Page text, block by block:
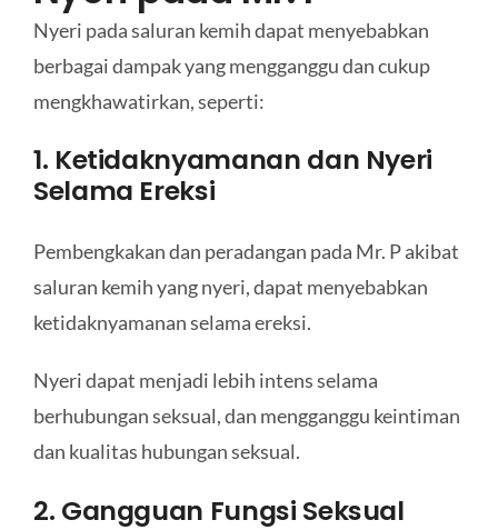
Nyeri pada saluran kemih dapat menyebabkan
berbagai dampak yang mengganggu dan cukup
mengkhawatirkan, seperti:
1. Ketidaknyamanan dan Nyeri
Selama Ereksi
Pembengkakan dan peradangan pada Mr. P akibat
saluran kemih yang nyeri, dapat menyebabkan
ketidaknyamanan selama ereksi.
Nyeri dapat menjadi lebih intens selama
berhubungan seksual, dan mengganggu keintiman
dan kualitas hubungan seksual.
2. Gangguan Fungsi Seksual